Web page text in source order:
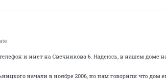
и инет на Свечникова 6. Надеюсь, в нашем доме
начали в ноябре 2006, но нам говорили что дом